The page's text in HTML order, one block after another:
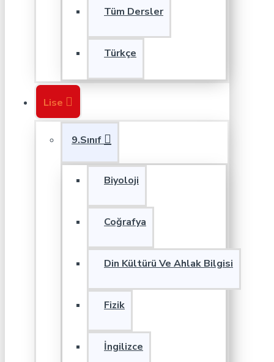
Tüm Dersler
Türkçe
Lise
9.Sınıf
Biyoloji
Coğrafya
Din Kültürü Ve Ahlak Bilgisi
Fizik
İngilizce